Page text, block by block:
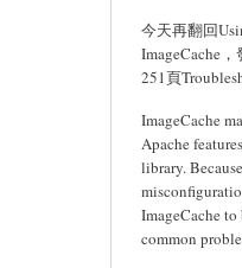
今天再翻回
ImageCache
251頁
ImageCache
Apache
library.
ImageCache
common